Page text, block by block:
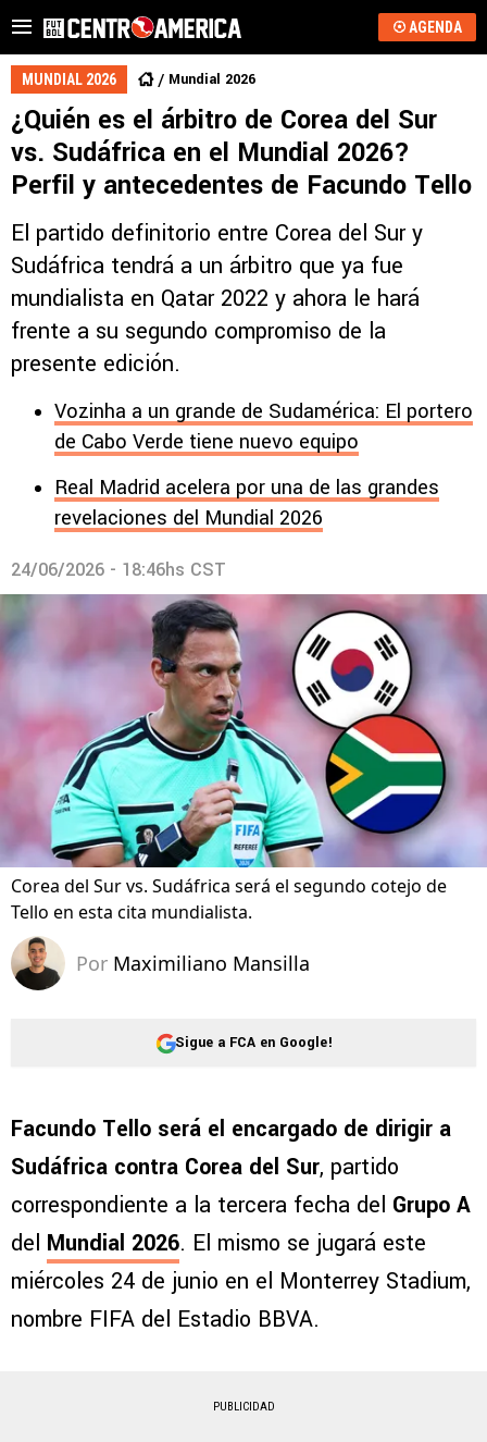
AGENDA
MUNDIAL 2026 Mundial 2026
¿Quién es el árbitro de Corea del Sur
vs. Sudáfrica en el Mundial 2026?
Perfil y antecedentes de Facundo Tello
El partido definitorio entre Corea del Sur y
Sudáfrica tendrá a un árbitro que ya fue
mundialista en Qatar 2022 y ahora le hará
frente a su segundo compromiso de la
presente edición.
Vozinha a un grande de Sudamérica: El portero
de Cabo Verde tiene nuevo equipo
Real Madrid acelera por una de las grandes
revelaciones del Mundial 2026
24/06/2026 - 18:46hs CST
Corea del Sur vs. Sudáfrica será el segundo cotejo de
Tello en esta cita mundialista.
Por Maximiliano Mansilla
Sigue a FCA en Google!
Facundo Tello será el encargado de dirigir a
Sudáfrica contra Corea del Sur, partido
correspondiente a la tercera fecha del Grupo A
del Mundial 2026. El mismo se jugará este
miércoles 24 de junio en el Monterrey Stadium,
nombre FIFA del Estadio BBVA.
PUBLICIDAD